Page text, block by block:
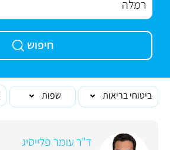
חיפוש
ביטוחי בריאות שפות
ד"ר עומר פלייסיג